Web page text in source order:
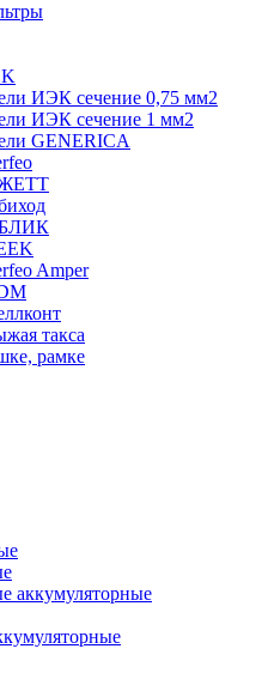
ИЭК сечение 0,75 мм2
ИЭК сечение 1 мм2
GENERICA
Amper
такса
рамке
аккумуляторные